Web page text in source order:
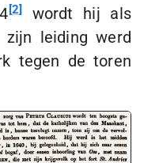
2
wordt hij als
zijn leiding werd
tegen de toren